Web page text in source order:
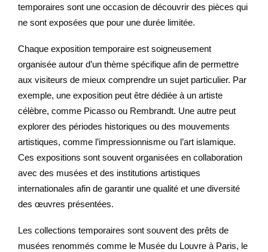
temporaires sont une occasion de découvrir des pièces qui
ne sont exposées que pour une durée limitée.
Chaque exposition temporaire est soigneusement
organisée autour d’un thème spécifique afin de permettre
aux visiteurs de mieux comprendre un sujet particulier. Par
exemple, une exposition peut être dédiée à un artiste
célèbre, comme Picasso ou Rembrandt. Une autre peut
explorer des périodes historiques ou des mouvements
artistiques, comme l’impressionnisme ou l’art islamique.
Ces expositions sont souvent organisées en collaboration
avec des musées et des institutions artistiques
internationales afin de garantir une qualité et une diversité
des œuvres présentées.
Les collections temporaires sont souvent des prêts de
musées renommés comme le Musée du Louvre à Paris, le